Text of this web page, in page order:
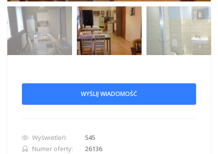
WYŚLIJ WIADOMOŚĆ
Wyświetleń:
545
Numer oferty:
26136